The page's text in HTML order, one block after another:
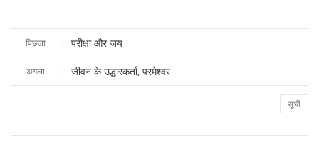
पिछला | परीक्षा और जय
अगला | जीवन के उद्धारकर्ता, परमेश्वर
सूची